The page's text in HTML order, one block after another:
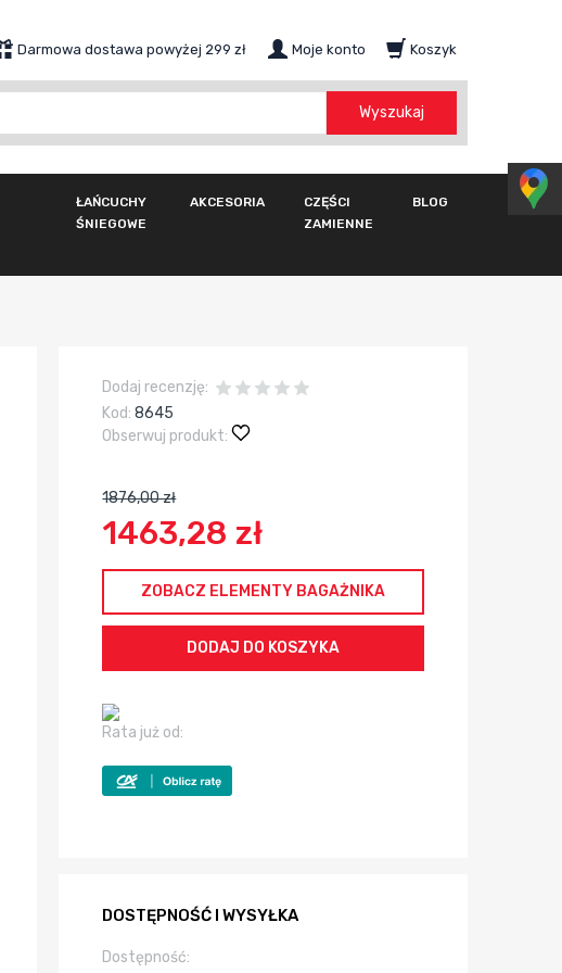
Darmowa dostawa powyżej 299 zł Moje konto Koszyk
Wyszukaj
ŁAŃCUCHY
ŚNIEGOWE
AKCESORIA
CZĘŚCI
ZAMIENNE
BLOG
Dodaj recenzję:
Kod: 8645
Obserwuj produkt:
1876,00 zł
1463,28 zł
ZOBACZ ELEMENTY BAGAŻNIKA
Rata już od:
DOSTĘPNOŚĆ I WYSYŁKA
Dostępność: